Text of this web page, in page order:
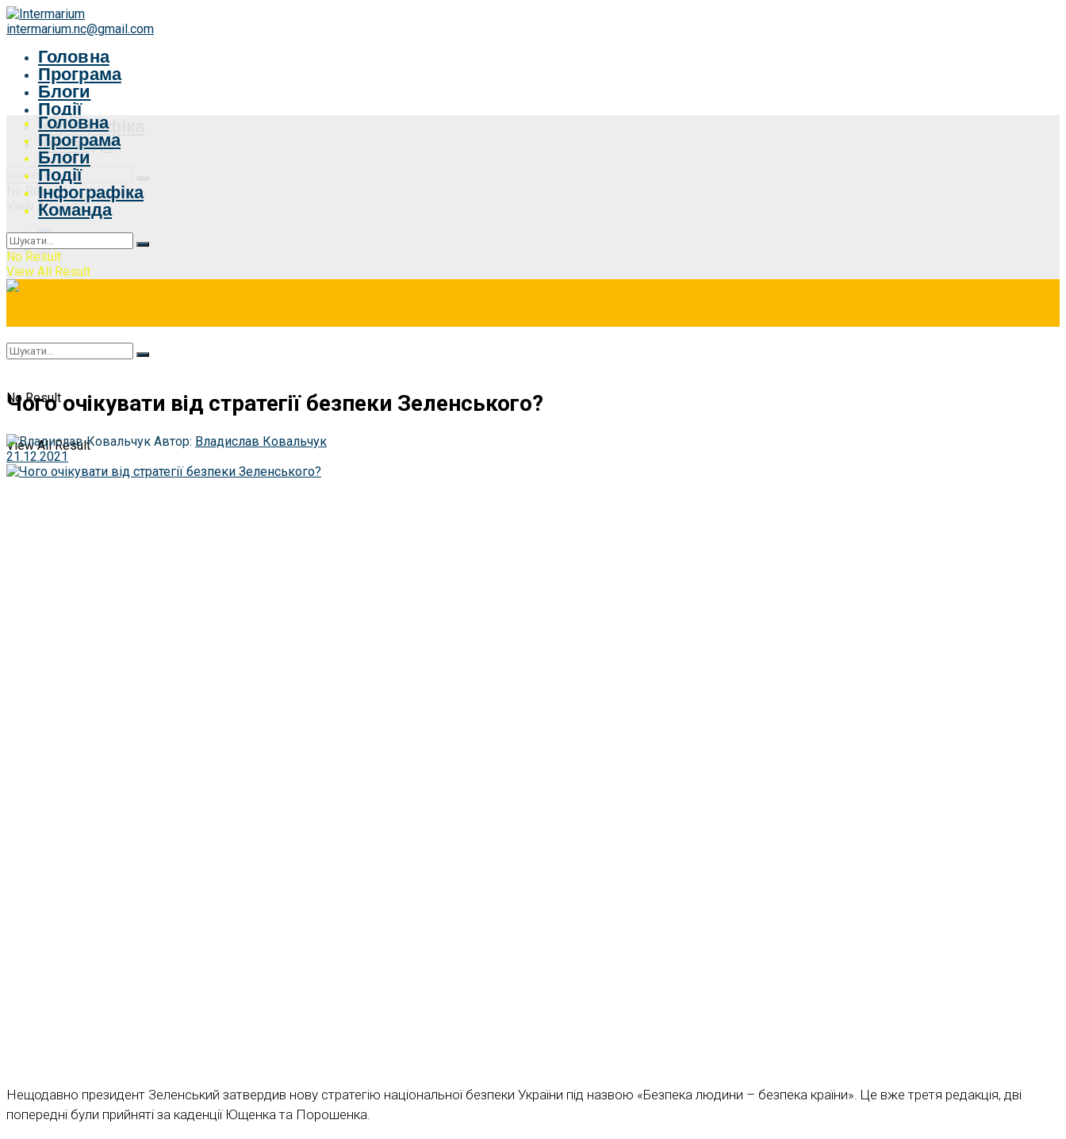
intermarium.nc@gmail.com
Головна
Програма
Блоги
Події
Інфографіка
Команда
No Result
View All Result
Головна
Програма
Блоги
Події
Інфографіка
Команда
No Result
View All Result
No Result
View All Result
Чого очікувати від стратегії безпеки Зеленського?
Автор: Владислав Ковальчук
21.12.2021
Нещодавно президент Зеленський затвердив нову стратегію національної безпеки України під назвою «Безпека людини – безпека країни». Це вже третя редакція, дві
попередні були прийняті за каденції Ющенка та Порошенка.